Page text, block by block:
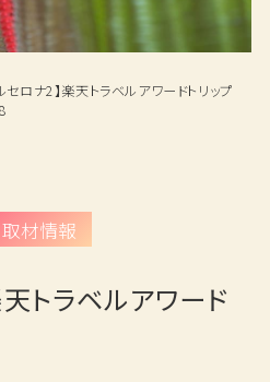
旅の思い出ギャラリー
よくあるご質問
採用情報
セロナ2】楽天トラベルアワードトリップ
取材情報
トラベルアワード